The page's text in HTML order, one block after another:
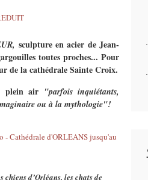
sculpture en acier de Jean-
toutes proches... Pour
de la cathédrale Sainte Croix.
plein air "parfois inquiétants,
ou à la mythologie"!
chiens d’Orléans, les chats de